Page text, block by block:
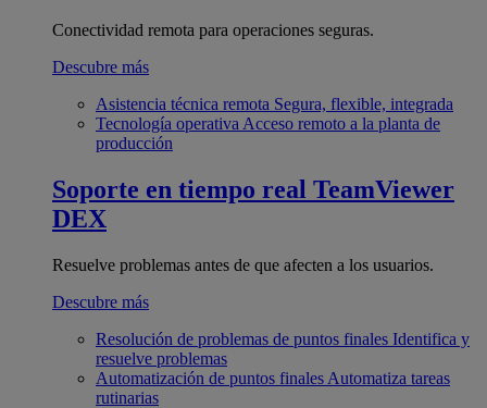
Conectividad remota para operaciones seguras.
Descubre más
Asistencia técnica remota Segura, flexible, integrada
Tecnología operativa Acceso remoto a la planta de
producción
Soporte en tiempo real TeamViewer
DEX
Resuelve problemas antes de que afecten a los usuarios.
Descubre más
Resolución de problemas de puntos finales Identifica y
resuelve problemas
Automatización de puntos finales Automatiza tareas
rutinarias